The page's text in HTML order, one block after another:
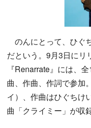
のんにとって、ひぐ
だという。9月3日にリ
『Renarrate』には、
曲、作曲、作詞で参加
イ）、作曲はひぐちけ
曲「クライミー」が収